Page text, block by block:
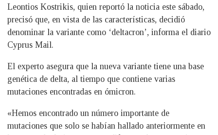
Leontios Kostrikis, quien reportó la noticia este sábado,
precisó que, en vista de las características, decidió
denominar la variante como ‘deltacron’, informa el diario
Cyprus Mail.
El experto asegura que la nueva variante tiene una base
genética de delta, al tiempo que contiene varias
mutaciones encontradas en ómicron.
«Hemos encontrado un número importante de
mutaciones que solo se habían hallado anteriormente en